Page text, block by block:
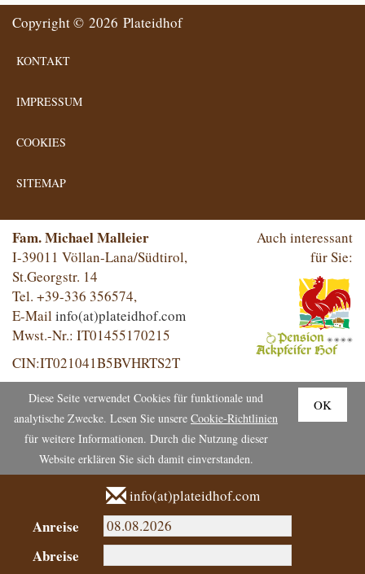
Copyright © 2026 Plateidhof
KONTAKT
IMPRESSUM
COOKIES
SITEMAP
Fam. Michael Malleier
I-39011 Völlan-Lana/Südtirol,
St.Georgstr. 14
Tel. +39-336 356574,
E-Mail info(at)plateidhof.com
Mwst.-Nr.: IT01455170215
CIN:IT021041B5BVHRTS2T
Auch interessant
für Sie:
Diese Seite verwendet Cookies für funktionale und
analytische Zwecke. Lesen Sie unsere Cookie-Richtlinien
für weitere Informationen. Durch die Nutzung dieser
Website erklären Sie sich damit einverstanden.
OK
info(at)plateidhof.com
Anreise
Abreise